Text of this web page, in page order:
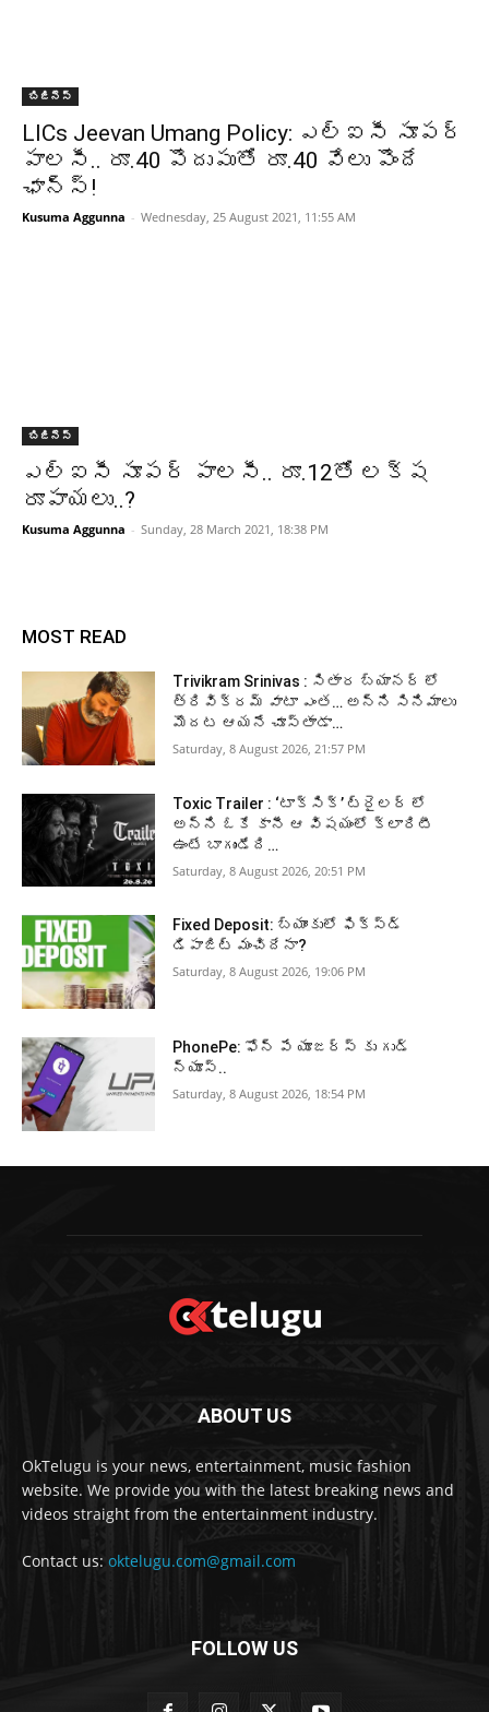
బిజినెస్
LICs Jeevan Umang Policy: ఎల్‌ఐసీ సూపర్
పాలసీ.. రూ.40 పొదుపుతో రూ.40 వేలు పొందే
ఛాన్స్!
Kusuma Aggunna - Wednesday, 25 August 2021, 11:55 AM
బిజినెస్
ఎల్ఐసీ సూపర్ పాలసీ.. రూ.12తో లక్ష
రూపాయలు..?
Kusuma Aggunna - Sunday, 28 March 2021, 18:38 PM
MOST READ
Trivikram Srinivas : సితార బ్యానర్ లో
త్రివిక్రమ్ వాటా ఎంత… అన్ని సినిమాలు
మొదట ఆయనే చూస్తాడా…
Saturday, 8 August 2026, 21:57 PM
Toxic Trailer : ‘టాక్సిక్’ ట్రైలర్ లో
అన్ని ఓకే కానీ ఆ విషయంలో క్లారిటీ
ఉంటే బాగుండేది…
Saturday, 8 August 2026, 20:51 PM
Fixed Deposit: బ్యాంకులో ఫిక్స్డ్
డిపాజిట్ మంచిదేనా?
Saturday, 8 August 2026, 19:06 PM
PhonePe: ఫోన్ పే యూజర్స్ కు గుడ్
న్యూస్..
Saturday, 8 August 2026, 18:54 PM
ABOUT US
OkTelugu is your news, entertainment, music fashion
website. We provide you with the latest breaking news and
videos straight from the entertainment industry.
Contact us: oktelugu.com@gmail.com
FOLLOW US